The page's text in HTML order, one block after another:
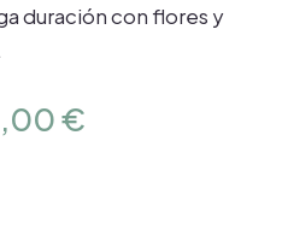
duración con flores y
€